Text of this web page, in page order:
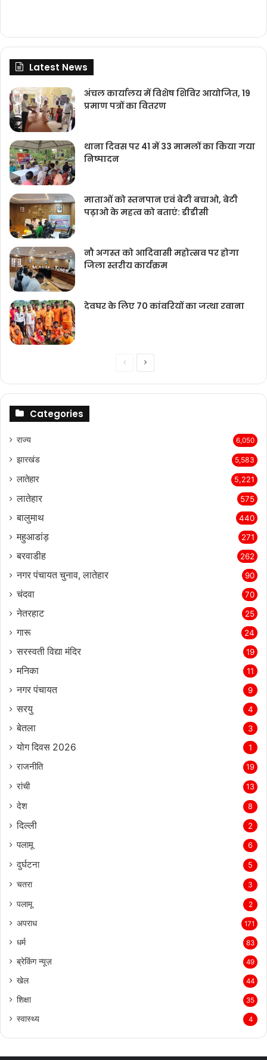
Latest News
अंचल कार्यालय में विशेष शिविर आयोजित, 19
प्रमाण पत्रों का वितरण
थाना दिवस पर 41 में 33 मामलों का किया गया
निष्‍पादन
माताओं को स्तनपान एवं बेटी बचाओ, बेटी
पढ़ाओ के महत्व को बताएं: डीडीसी
नौ अगस्त को आदिवासी महोत्सव पर होगा
जिला स्तरीय कार्यक्रम
देवघर के लिए 70 कांवरियों का जत्था रवाना
PreviousNext
Categories
राज्‍य 6,050
झारखंड 5,583
लातेहार 5,221
लातेहार 575
बालुमाथ 440
महुआडांड़ 271
बरवाडीह 262
नगर पंचायत चुनाव, लातेहार 90
चंदवा 70
नेतरहाट 25
गारू 24
सरस्‍वती विद्या मंदिर 19
मनिका 11
नगर पंचायत 9
सरयु 4
बेतला 3
योग दिवस 2026 1
राजनीति 19
रांची 13
देश 8
दिल्‍ली 2
पलामू 6
दुर्घटना 5
चतरा 3
पलामू 2
अपराध 171
धर्म 83
ब्रेकिंग न्यूज़ 49
खेल 44
शिक्षा 35
स्वास्थ्य 4